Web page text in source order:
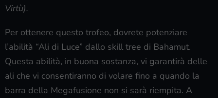
Virtù).
Per ottenere questo trofeo, dovrete potenziare
l’abilità “Ali di Luce” dallo skill tree di Bahamut.
Questa abilità, in buona sostanza, vi garantirà delle
ali che vi consentiranno di volare fino a quando la
barra della Megafusione non si sarà riempita. A